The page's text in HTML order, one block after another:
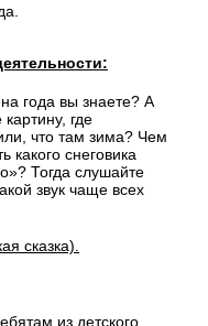
года вы знаете? А
где
что там зима? Чем
какого снеговика
Тогда слушайте
звук чаще всех
сказка).
из детского